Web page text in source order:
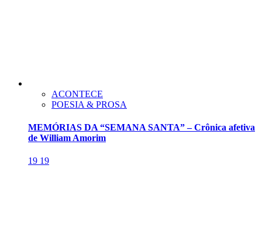
ACONTECE
POESIA & PROSA
MEMÓRIAS DA “SEMANA SANTA” – Crônica afetiva
de William Amorim
19 19